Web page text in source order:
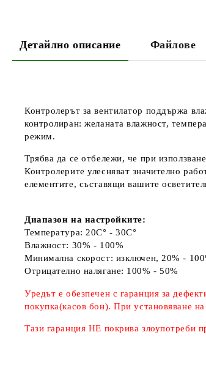
Детайлно описание Файлове
Контролерът за вентилатор поддържа
контролиран: желаната влажност,
режим.​
Трябва да се отбележи, че при
Контролерите улесняват значително
елементите, съставящи вашите
Диапазон на настройките:
Температура: 20C° - 30C°
Влажност: 30% - 100%
Минимална скорост: изключен, 20% -
Отрицателно налягане: 100% - 50%
Уредът е обезпечен с гаранция за
покупка(касов бон). При установяване
Тази гаранция НЕ покрива злоупотреби